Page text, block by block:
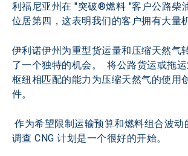
利福尼亚州在 "突破®燃料 "客户公路柴
位居第四，这表明我们的客户拥有大量
伊利诺伊州为重型货运量和压缩天然气
了一个独特的机会。  将公路货运或拖
枢纽相匹配的能力为压缩天然气的使用
件。
作为希望限制运输预算和燃料组合波动的托运人，开始
调查 CNG 计划是一个很好的开始。